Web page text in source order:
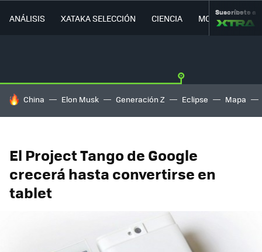
ANÁLISIS XATAKA SELECCIÓN CIENCIA MOVILIDAD
Suscríbete a
HOY SE HABLA DE
China Elon Musk Generación Z Eclipse Mapa
El Project Tango de Google
crecerá hasta convertirse en
tablet